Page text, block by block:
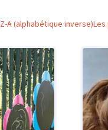
Z-A (alphabétique inverse)Les